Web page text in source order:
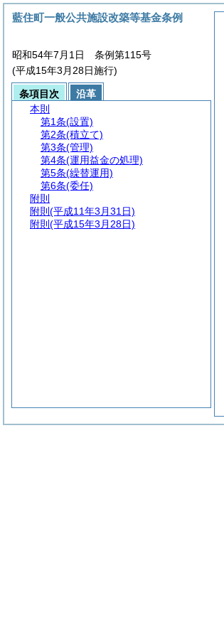
藍住町一般公共施設改築等基金条例
昭和54年7月1日 条例第115号
(平成15年3月28日施行)
条項目次
沿革
本則
第1条(設置)
第2条(積立て)
第3条(管理)
第4条(運用益金の処理)
第5条(繰替運用)
第6条(委任)
附則
附則 (平成11年3月31日)
附則 (平成15年3月28日)